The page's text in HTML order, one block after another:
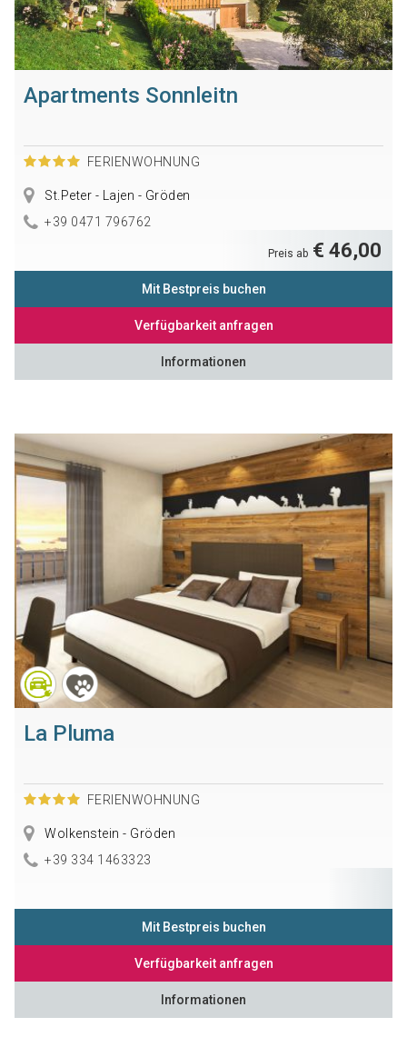
Apartments Sonnleitn
FERIENWOHNUNG
St.Peter - Lajen - Gröden
+39 0471 796762
Preis ab € 46,00
Mit Bestpreis buchen
Verfügbarkeit anfragen
Informationen
La Pluma
FERIENWOHNUNG
Wolkenstein - Gröden
+39 334 1463323
Mit Bestpreis buchen
Verfügbarkeit anfragen
Informationen